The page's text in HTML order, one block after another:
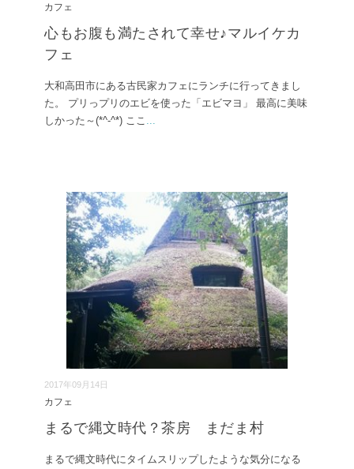
カフェ
心もお腹も満たされて幸せ♪マルイケカ
フェ
大和高田市にある古民家カフェにランチに行ってきまし
た。 プリっプリのエビを使った「エビマヨ」 最高に美味
しかった～(*^-^*) ここ
2017年09月14日
カフェ
まるで縄文時代？茶房 まだま村
まるで縄文時代にタイムスリップしたような気分になる